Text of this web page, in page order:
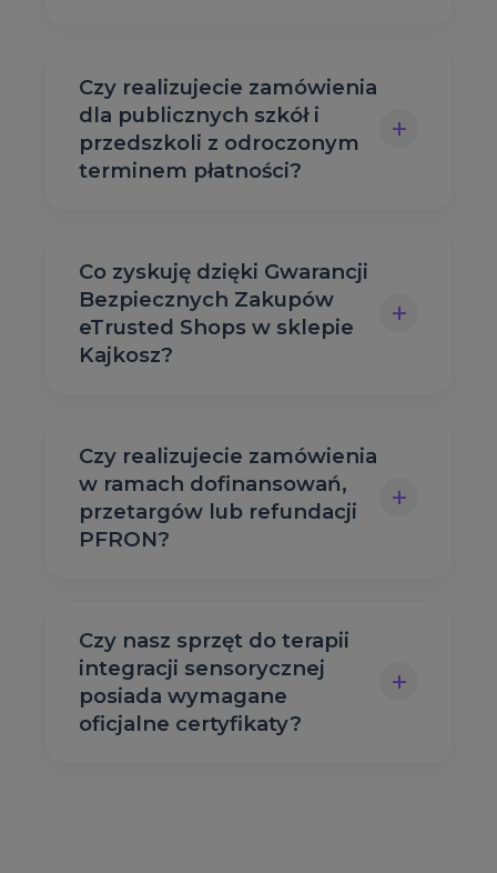
Czy realizujecie zamówienia
dla publicznych szkół i
przedszkoli z odroczonym
terminem płatności?
+
Co zyskuję dzięki Gwarancji
Bezpiecznych Zakupów
eTrusted Shops w sklepie
Kajkosz?
+
Czy realizujecie zamówienia
w ramach dofinansowań,
przetargów lub refundacji
PFRON?
+
Czy nasz sprzęt do terapii
integracji sensorycznej
posiada wymagane
oficjalne certyfikaty?
+